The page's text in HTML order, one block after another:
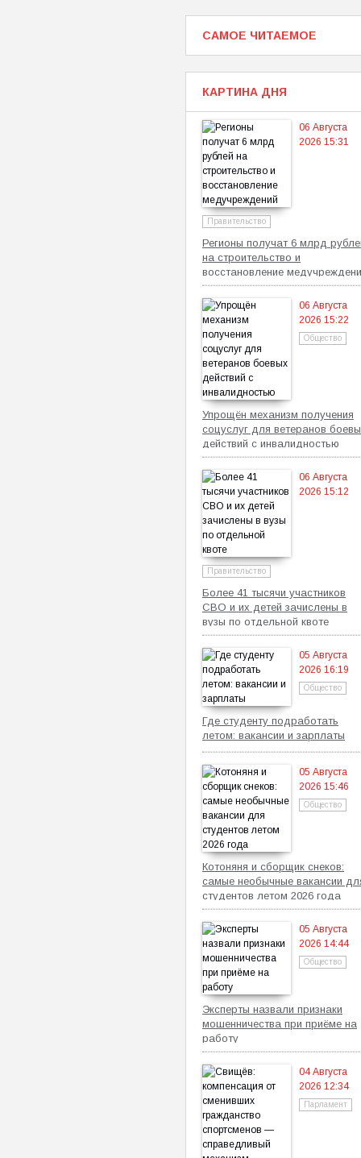
САМОЕ ЧИТАЕМОЕ
КАРТИНА ДНЯ
06 Августа
2026 15:31
Правительство
Регионы получат 6 млрд
на строительство и
восстановление
06 Августа
2026 15:22
Общество
Упрощён механизм получения
соцуслуг для ветеранов
действий с инвалидностью
06 Августа
2026 15:12
Правительство
Более 41 тысячи участников
СВО и их детей зачислены в
вузы по отдельной квоте
05 Августа
2026 16:19
Общество
Где студенту подработать
летом: вакансии и зарплаты
05 Августа
2026 15:46
Общество
Котоняня и сборщик снеков:
самые необычные вакансии
студентов летом 2026 года
05 Августа
2026 14:44
Общество
Эксперты назвали признаки
мошенничества при приёме на
работу
04 Августа
2026 12:34
Парламент